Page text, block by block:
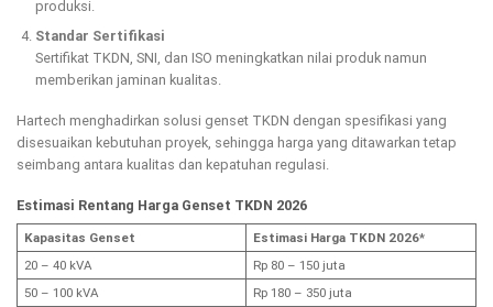
produksi.
Standar Sertifikasi
Sertifikat TKDN, SNI, dan ISO meningkatkan nilai produk namun
memberikan jaminan kualitas.
Hartech menghadirkan solusi genset TKDN dengan spesifikasi yang
disesuaikan kebutuhan proyek, sehingga harga yang ditawarkan tetap
seimbang antara kualitas dan kepatuhan regulasi.
Estimasi Rentang Harga Genset TKDN 2026
Kapasitas Genset
Estimasi Harga TKDN 2026*
20 – 40 kVA
Rp 80 – 150 juta
50 – 100 kVA
Rp 180 – 350 juta